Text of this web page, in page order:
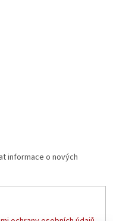
informace o nových